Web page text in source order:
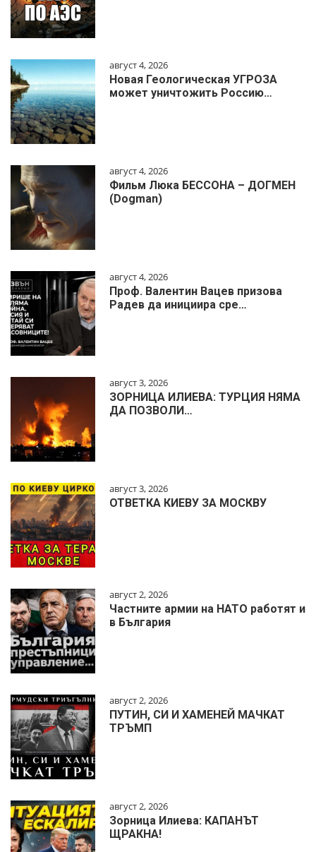
август 4, 2026
Новая Геологическая УГРОЗА
может уничтожить Россию…
август 4, 2026
Фильм Люка БЕССОНА – ДОГМЕН
(Dogman)
август 4, 2026
Проф. Валентин Вацев призова
Радев да инициира сре…
август 3, 2026
ЗОРНИЦА ИЛИЕВА: ТУРЦИЯ НЯМА
ДА ПОЗВОЛИ…
август 3, 2026
ОТВЕТКА КИЕВУ ЗА МОСКВУ
август 2, 2026
Частните армии на НАТО работят и
в България
август 2, 2026
ПУТИН, СИ И ХАМЕНЕЙ МАЧКАТ
ТРЪМП
август 2, 2026
Зорница Илиева: КАПАНЪТ
ЩРАКНА!